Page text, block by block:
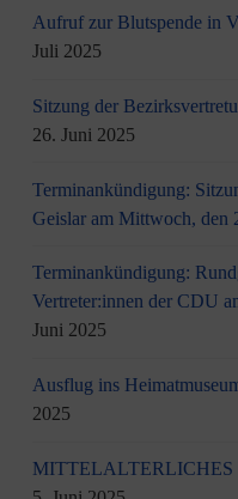
Aufruf zur Blutspende in
Juli 2025
Sitzung der
26. Juni 2025
Terminankündigung:
Geislar am Mittwoch, den
Terminankündigung:
Vertreter:innen der CDU
Juni 2025
Ausflug ins
2025
MITTELALTERLICHES